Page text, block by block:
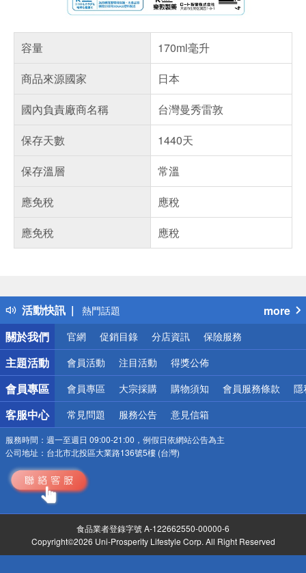
容量
170ml毫升
商品來源國家
日本
國內負責廠商名稱
台灣曼秀雷敦
保存天數
1440天
保存溫層
常溫
應免稅
應稅
應免稅
應稅
活動快訊
得獎公告
熱門話題
銀行優惠
偏遠地區配送
詐騙網頁！請小心！
more
關於我們
官網 促銷目錄 分店資訊 保險服務
主題活動 會員活動 注目活動 得獎公佈
會員專區 會員專區 大宗採購 購物須知 會員服務條款 隱
客服中心 常見問題 服務公告 意見信箱
服務時間： 週一至週日 09:00-21:00，例假日依網站公告為主
公司地址： 台北市北投區大業路136號5樓 (台灣)
食品業者登錄字號 A-122662550-00000-6
Copyright©2026 Uni-Prosperity Lifestyle Corp. All Right Reserved